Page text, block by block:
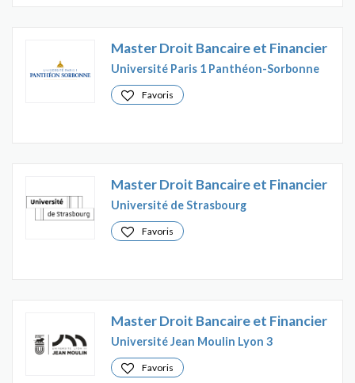
Master Droit Bancaire et Financier
Université Paris 1 Panthéon-Sorbonne
Favoris
Master Droit Bancaire et Financier
Université de Strasbourg
Favoris
Master Droit Bancaire et Financier
Université Jean Moulin Lyon 3
Favoris